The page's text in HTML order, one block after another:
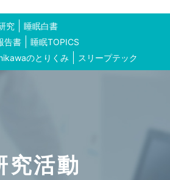
究
睡眠白書
告書
睡眠TOPICS
のとりくみ スリープテック
究活動